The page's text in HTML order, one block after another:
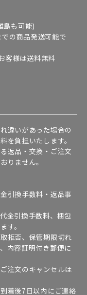
島も可能)
の商品発送可能で
客様は送料無料
違いがあった場合の
を負担いたします。
返品・交換・ご注文
りません。
引換手数料・返品事
金引換手数料、梱包
す。
拒否、保管期限切れ
内容証明付き郵便に
注文のキャンセルは
着後7日以内にご連絡